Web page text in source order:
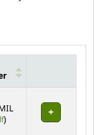
(Opens below)
)